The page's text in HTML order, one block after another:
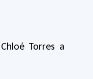
Torres a